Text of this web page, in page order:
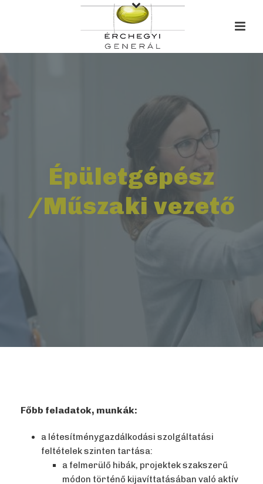
Épületgépész
/Műszaki vezető
Főbb feladatok, munkák:
a létesítménygazdálkodási szolgáltatási
feltételek szinten tartása:
a felmerülő hibák, projektek szakszerű
módon történő kijavíttatásában való aktív